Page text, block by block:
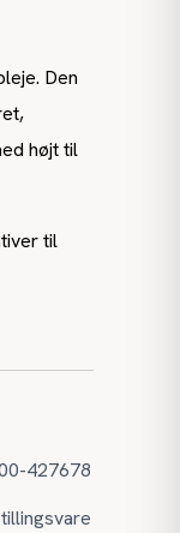
Den
højt til
til
427678